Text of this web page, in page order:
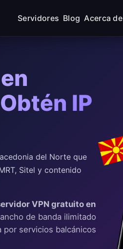
Servidores Blog Acerca de
IP
del Norte que
Sitel y contenido
VPN gratuito en
de banda ilimitado
por servicios balcánicos